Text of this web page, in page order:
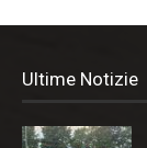
Ultime Notizie